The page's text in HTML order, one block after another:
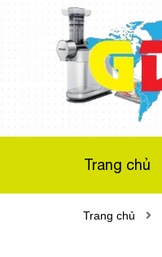
Trang chủ
Trang chủ